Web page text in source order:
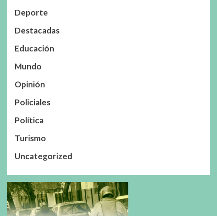
Deporte
Destacadas
Educación
Mundo
Opinión
Policiales
Política
Turismo
Uncategorized